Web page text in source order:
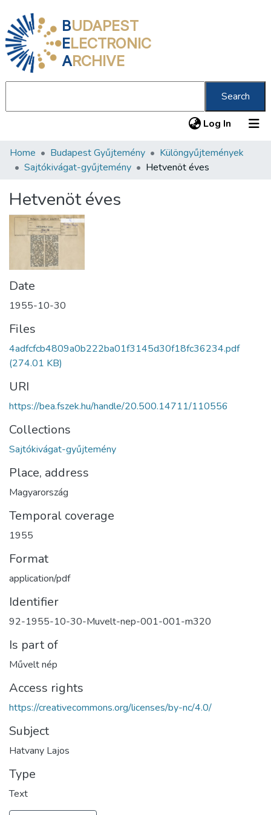
BUDAPEST
ELECTRONIC
ARCHIVE
Search
Log In (current)
Communities & Collections
Statistics
About us
Home Budapest Gyűjtemény
Különgyűjtemények
Sajtókivágat-gyűjtemény
Hetvenöt éves
Hetvenöt éves
Date
1955-10-30
Files
4adfcfcb4809a0b222ba01f3145d30f18fc36234.pdf
(274.01 KB)
URI
https://bea.fszek.hu/handle/20.500.14711/110556
Collections
Sajtókivágat-gyűjtemény
Place, address
Magyarország
Temporal coverage
1955
Format
application/pdf
Identifier
92-1955-10-30-Muvelt-nep-001-001-m320
Is part of
Művelt nép
Access rights
https://creativecommons.org/licenses/by-nc/4.0/
Subject
Hatvany Lajos
Type
Text